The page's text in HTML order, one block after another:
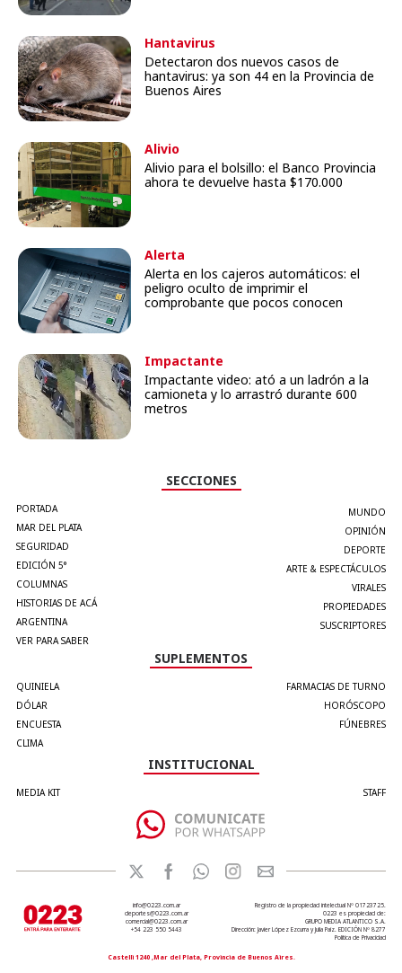
Hantavirus
Detectaron dos nuevos casos de
hantavirus: ya son 44 en la Provincia de
Buenos Aires
Alivio
Alivio para el bolsillo: el Banco Provincia
ahora te devuelve hasta $170.000
Alerta
Alerta en los cajeros automáticos: el
peligro oculto de imprimir el
comprobante que pocos conocen
Impactante
Impactante video: ató a un ladrón a la
camioneta y lo arrastró durante 600
metros
SECCIONES
PORTADA
MAR DEL PLATA
SEGURIDAD
EDICIÓN 5°
COLUMNAS
HISTORIAS DE ACÁ
ARGENTINA
VER PARA SABER
MUNDO
OPINIÓN
DEPORTE
ARTE & ESPECTÁCULOS
VIRALES
PROPIEDADES
SUSCRIPTORES
SUPLEMENTOS
QUINIELA
DÓLAR
ENCUESTA
CLIMA
FARMACIAS DE TURNO
HORÓSCOPO
FÚNEBRES
INSTITUCIONAL
MEDIA KIT STAFF
info@0223.com.ar
deportes@0223.com.ar
comercial@0223.com.ar
+54 223 550 5443
Registro de la propiedad intelectual Nº 01723725.
0223 es propiedad de:
GRUPO MEDIA ATLANTICO S.A.
Dirección: Javier López Ezcurra y Julia Paiz. EDICIÓN Nº 8277
Política de Privacidad
Castelli 1240 ,Mar del Plata, Provincia de Buenos Aires.